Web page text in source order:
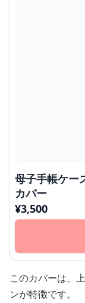
母子手帳ケース 上質レザー仕様のシンプル
カバー
¥3,500
このカバーは、
ンが特徴です。